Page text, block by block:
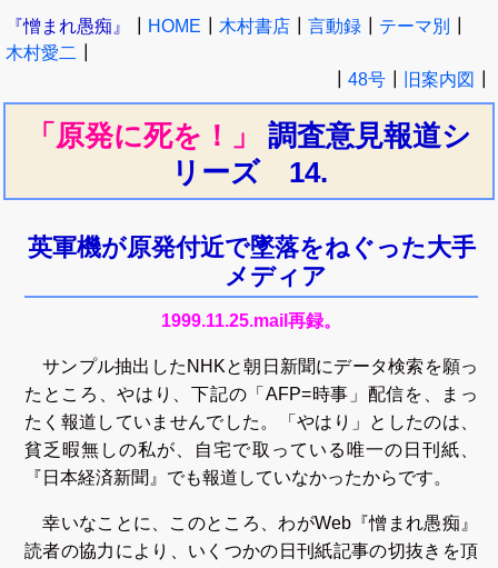
『憎まれ愚痴』 HOME 木村書店 言動録 テーマ別
木村愛二
48号 旧案内図
「原発に死を！」
調査意見報道シ
リーズ14.
英軍機が原発付近で墜落をねぐった大手
メディア
1999.11.25.mail再録。
サンプル抽出したNHKと朝日新聞にデータ検索を願っ
たところ、やはり、下記の「AFP=時事」配信を、まっ
たく報道していませんでした。「やはり」としたのは、
貧乏暇無しの私が、自宅で取っている唯一の日刊紙、
『日本経済新聞』でも報道していなかったからです。
幸いなことに、このところ、わがWeb『憎まれ愚痴』
読者の協力により、いくつかの日刊紙記事の切抜きを頂